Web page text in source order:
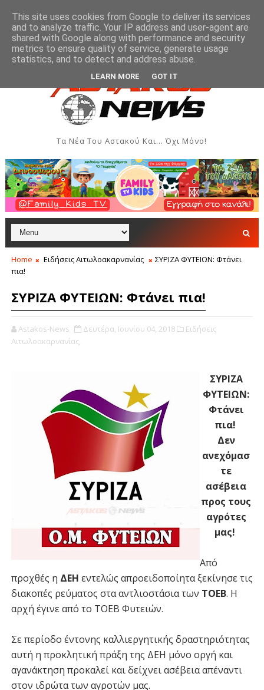
Δημιουργιών ΑΣΤΑΚΌΣ Ενημέρωση του Δήμου Ξηρομέρου
Τα Νέα Του Αστακού Και... Όχι Μόνο!
Home Ειδήσεις Αιτωλοακαρνανίας
ΣΥΡΙΖΑ ΦΥΤΕΙΩΝ: Φτάνει
πια!
ΣΥΡΙΖΑ ΦΥΤΕΙΩΝ: Φτάνει πια!
Astakos-News Δευτέρα, Ιουνίου 04, 2018
Ειδήσεις
Αιτωλοακαρνανίας,
ΣΥΡΙΖΑ
ΦΥΤΕΙΩΝ:
Φτάνει
πια!
Δεν
ανεχόμασ
τε
ασέβεια
προς τους
αγρότες
μας!
Από
προχθές η ΔΕΗ εντελώς απροειδοποίητα ξεκίνησε τις
διακοπές ρεύματος στα αντλιοστάσια των ΤΟΕΒ. Η
αρχή έγινε από το ΤΟΕΒ Φυτειών.
Σε περίοδο έντονης καλλιεργητικής δραστηριότητας
αυτή η προκλητική πράξη της ΔΕΗ μόνο οργή και
αγανάκτηση προκαλεί και δείχνει ασέβεια απέναντι
στον ιδρώτα των αγροτών μας.
This site uses cookies from Google to deliver its services
and to analyze traffic. Your IP address and user-agent are
shared with Google along with performance and security
metrics to ensure quality of service, generate usage
statistics, and to detect and address abuse.
LEARN MORE GOT IT